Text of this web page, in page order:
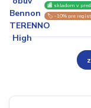
🏬 skladom v
🏷️ -10% pre